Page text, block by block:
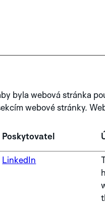
INDIGO
KOLEKCI ROBOTIC
PROZKOUMEJTE
byla webová stránka
webové stránky.
Poskytovatel
LinkedIn